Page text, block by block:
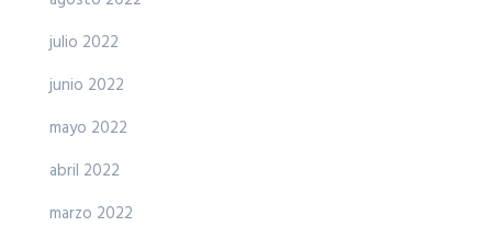
julio 2022
junio 2022
mayo 2022
abril 2022
marzo 2022